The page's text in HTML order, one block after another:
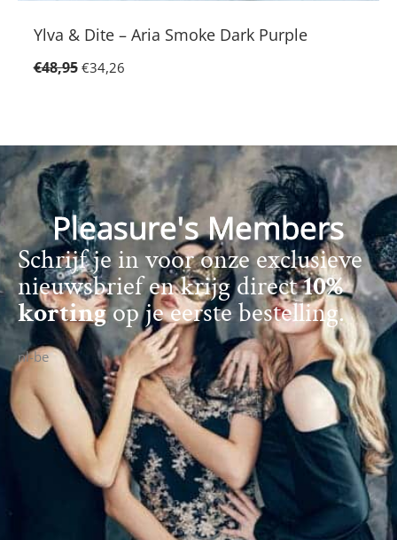
Ylva & Dite – Aria Smoke Dark Purple
€48,95 €34,26
Pleasure's Members
Schrijf je in voor onze exclusieve
nieuwsbrief en krijg direct10%
kortingop je eerste bestelling.
nl-be